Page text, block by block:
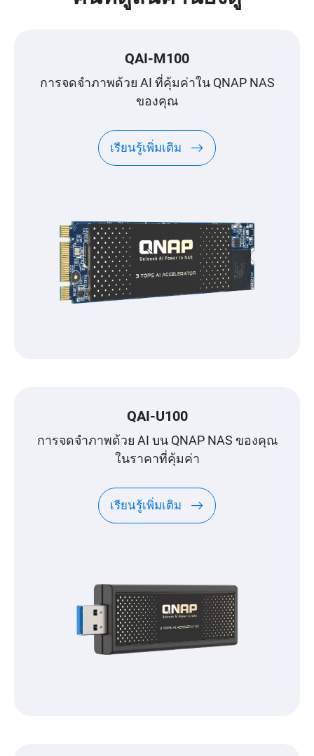
QAI-M100
การจดจำภาพด้วย AI ที่คุ้มค่าใน QNAP NAS
ของคุณ
เรียนรู้เพิ่มเติม
QAI-U100
การจดจำภาพด้วย AI บน QNAP NAS ของคุณ
ในราคาที่คุ้มค่า
เรียนรู้เพิ่มเติม